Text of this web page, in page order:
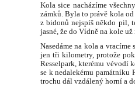
Kola sice nacházíme
zámků. Byla to právě kola
z bidonů nejspíš někdo pil,
jasné, že do Vídně na kole
Nasedáme na kola a
jen tři kilometry, protože
Resselpark, kterému vévodí
se k nedalekému památníku
trochu dál vzdálený horní a